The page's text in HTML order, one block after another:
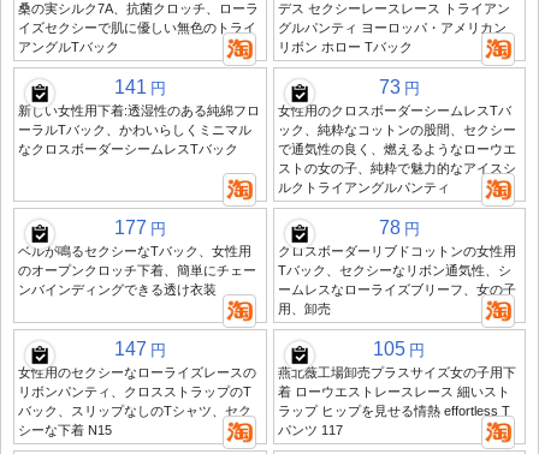
桑の実シルク7A、抗菌クロッチ、ローラ
イズセクシーで肌に優しい無色のトライ
アングルTバック
デス セクシーレースレース トライアン
グルパンティ ヨーロッパ・アメリカン
リボン ホロー Tバック
141 円
新しい女性用下着:透湿性のある純綿フロ
ーラルTバック、かわいらしくミニマル
なクロスボーダーシームレスTバック
73 円
女性用のクロスボーダーシームレスTバ
ック、純粋なコットンの股間、セクシー
で通気性の良く、燃えるようなローウエ
ストの女の子、純粋で魅力的なアイスシ
ルクトライアングルパンティ
177 円
ベルが鳴るセクシーなTバック、女性用
のオープンクロッチ下着、簡単にチェー
ンバインディングできる透け衣装
78 円
クロスボーダーリブドコットンの女性用
Tバック、セクシーなリボン通気性、シ
ームレスなローライズブリーフ、女の子
用、卸売
147 円
女性用のセクシーなローライズレースの
リボンパンティ、クロスストラップのT
バック、スリップなしのTシャツ、セク
シーな下着 N15
105 円
燕北薇工場卸売プラスサイズ女の子用下
着 ローウエストレースレース 細いスト
ラップ ヒップを見せる情熱 effortless T
パンツ 117